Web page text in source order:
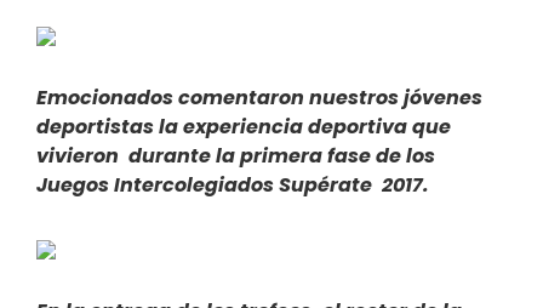
Emocionados comentaron nuestros jóvenes
deportistas la experiencia deportiva que
vivieron durante la primera fase de los
Juegos Intercolegiados Supérate 2017.